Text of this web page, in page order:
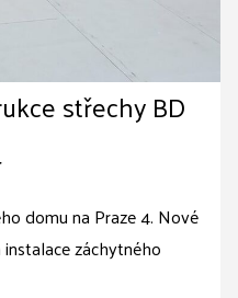
střechy BD
domu na Praze 4. Nové
záchytného